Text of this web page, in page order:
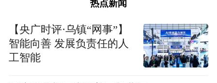
热点新闻
【央广时评·乌镇“网事”】
智能向善 发展负责任的人
工智能